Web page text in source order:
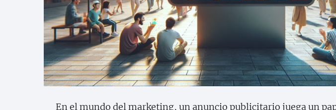
En el mundo del marketing, un anuncio publicitario juega un